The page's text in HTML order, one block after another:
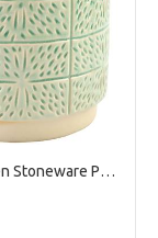
A. Celine Green Stoneware Pot ES-17